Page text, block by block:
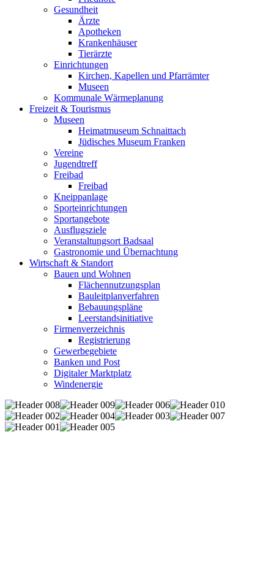
Gesundheit
Ärzte
Apotheken
Krankenhäuser
Tierärzte
Einrichtungen
Kirchen, Kapellen und Pfarrämter
Museen
Kommunale Wärmeplanung
Freizeit & Tourismus
Museen
Heimatmuseum Schnaittach
Jüdisches Museum Franken
Vereine
Jugendtreff
Freibad
Freibad
Kneippanlage
Sporteinrichtungen
Sportangebote
Ausflugsziele
Veranstaltungsort Badsaal
Gastronomie und Übernachtung
Wirtschaft & Standort
Bauen und Wohnen
Flächennutzungsplan
Bauleitplanverfahren
Bebauungspläne
Leerstandsinitiative
Firmenverzeichnis
Registrierung
Gewerbegebiete
Banken und Post
Digitaler Marktplatz
Windenergie